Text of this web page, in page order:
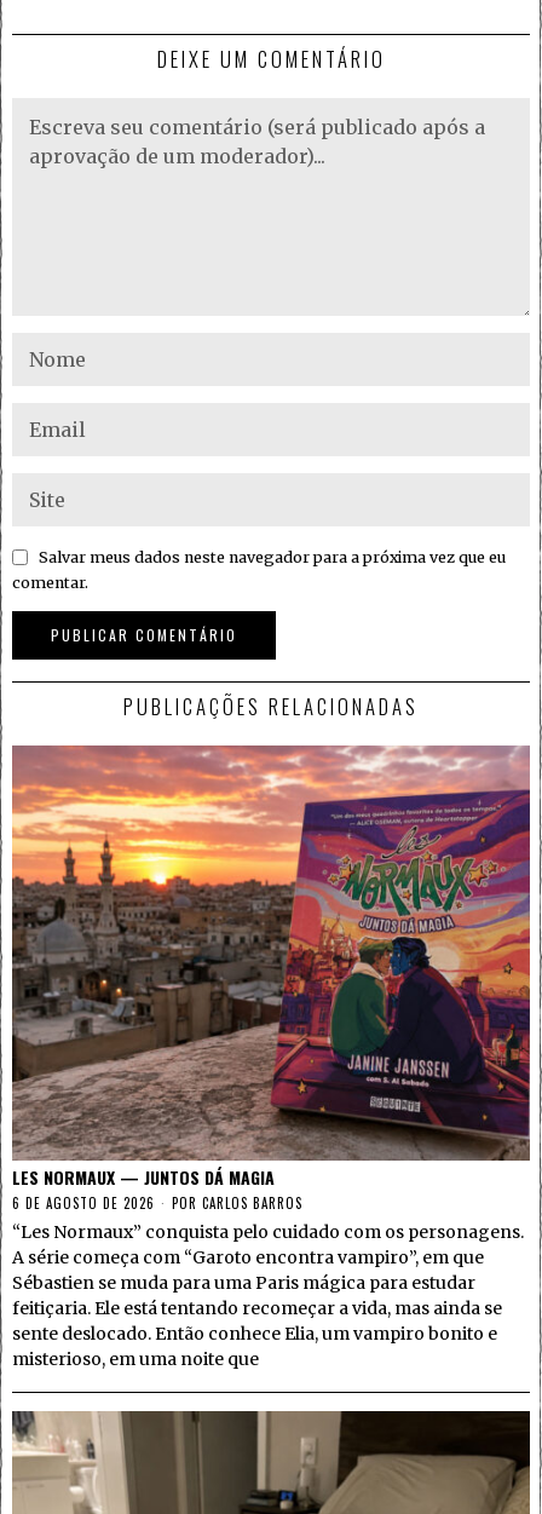
DEIXE UM COMENTÁRIO
Salvar meus dados neste navegador para a próxima vez que eu
comentar.
PUBLICAÇÕES RELACIONADAS
LES NORMAUX — JUNTOS DÁ MAGIA
6 DE AGOSTO DE 2026 POR CARLOS BARROS
“Les Normaux” conquista pelo cuidado com os personagens.
A série começa com “Garoto encontra vampiro”, em que
Sébastien se muda para uma Paris mágica para estudar
feitiçaria. Ele está tentando recomeçar a vida, mas ainda se
sente deslocado. Então conhece Elia, um vampiro bonito e
misterioso, em uma noite que